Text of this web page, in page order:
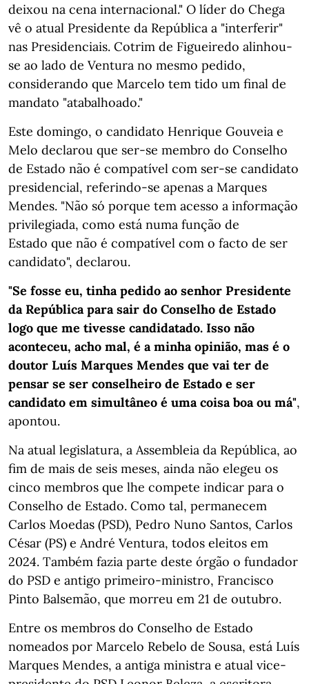
deixou na cena internacional." O líder do Chega
vê o atual Presidente da República a "interferir"
nas Presidenciais. Cotrim de Figueiredo alinhou-
se ao lado de Ventura no mesmo pedido,
considerando que Marcelo tem tido um final de
mandato "atabalhoado."
Este domingo, o candidato Henrique Gouveia e
Melo declarou que ser-se membro do Conselho
de Estado não é compatível com ser-se candidato
presidencial, referindo-se apenas a Marques
Mendes. "Não só porque tem acesso a informação
privilegiada, como está numa função de
Estado que não é compatível com o facto de ser
candidato", declarou.
"Se fosse eu, tinha pedido ao senhor Presidente
da República para sair do Conselho de Estado
logo que me tivesse candidatado. Isso não
aconteceu, acho mal, é a minha opinião, mas é o
doutor Luís Marques Mendes que vai ter de
pensar se ser conselheiro de Estado e ser
candidato em simultâneo é uma coisa boa ou má",
apontou.
Na atual legislatura, a Assembleia da República, ao
fim de mais de seis meses, ainda não elegeu os
cinco membros que lhe compete indicar para o
Conselho de Estado. Como tal, permanecem
Carlos Moedas (PSD), Pedro Nuno Santos, Carlos
César (PS) e André Ventura, todos eleitos em
2024. Também fazia parte deste órgão o fundador
do PSD e antigo primeiro-ministro, Francisco
Pinto Balsemão, que morreu em 21 de outubro.
Entre os membros do Conselho de Estado
nomeados por Marcelo Rebelo de Sousa, está Luís
Marques Mendes, a antiga ministra e atual vice-